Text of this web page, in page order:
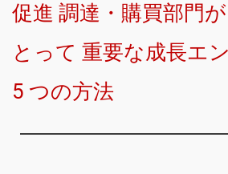
促進 調達・購買部門
とって 重要な成長エ
5 つの方法